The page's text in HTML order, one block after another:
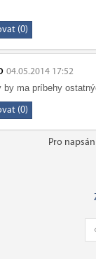
(0)
04.05.2014 17:52
by ma príbehy
(0)
Pro